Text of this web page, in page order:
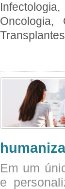
Oncologia,
Em um
e